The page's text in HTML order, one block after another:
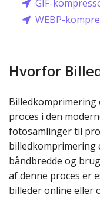
GIF-
WEBP-
Hvorfor
Billedkomprimering
proces i den
fotosamlinger til
billedkomprimering
båndbredde og
af denne proces er
billeder online eller